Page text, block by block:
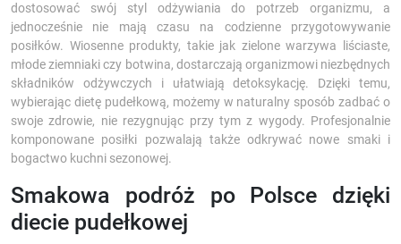
dostosować swój styl odżywiania do potrzeb organizmu, a
jednocześnie nie mają czasu na codzienne przygotowywanie
posiłków. Wiosenne produkty, takie jak zielone warzywa liściaste,
młode ziemniaki czy botwina, dostarczają organizmowi niezbędnych
składników odżywczych i ułatwiają detoksykację. Dzięki temu,
wybierając dietę pudełkową, możemy w naturalny sposób zadbać o
swoje zdrowie, nie rezygnując przy tym z wygody. Profesjonalnie
komponowane posiłki pozwalają także odkrywać nowe smaki i
bogactwo kuchni sezonowej.
Smakowa podróż po Polsce dzięki
diecie pudełkowej